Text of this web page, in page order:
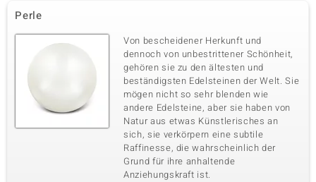
Perle
Von bescheidener Herkunft und
dennoch von unbestrittener Schönheit,
gehören sie zu den ältesten und
beständigsten Edelsteinen der Welt. Sie
mögen nicht so sehr blenden wie
andere Edelsteine, aber sie haben von
Natur aus etwas Künstlerisches an
sich, sie verkörpern eine subtile
Raffinesse, die wahrscheinlich der
Grund für ihre anhaltende
Anziehungskraft ist.